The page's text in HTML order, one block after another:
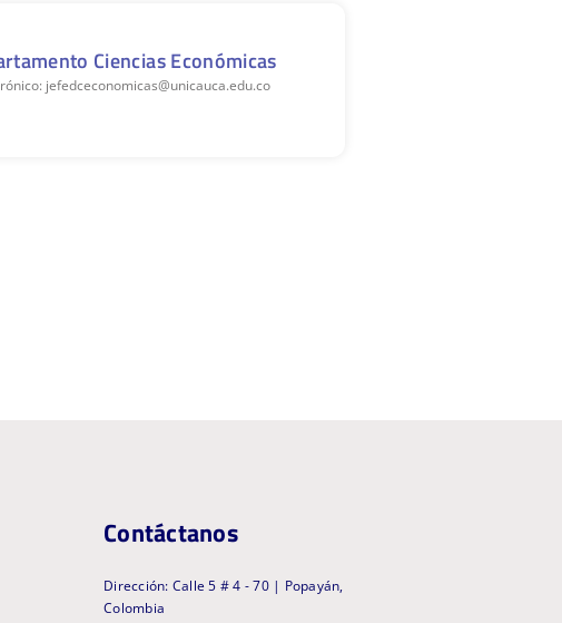
Ciencias Económicas
jefedceconomicas@unicauca.edu.co
Contáctanos
Dirección: Calle 5 # 4 - 70 | Popayán,
Colombia